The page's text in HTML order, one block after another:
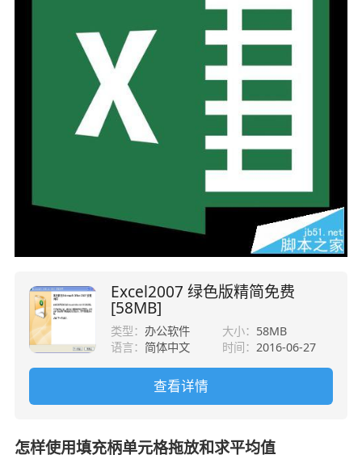
Excel2007 绿色版精简免费
[58MB]
类型：办公软件 大小： 58MB
语言： 简体中文 时间： 2016-06-27
查看详情
怎样使用填充柄单元格拖放和求平均值